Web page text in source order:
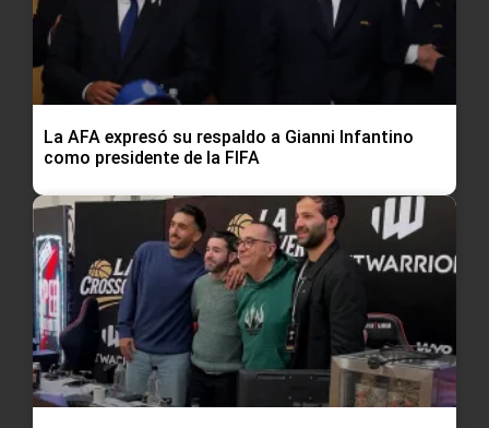
La AFA expresó su respaldo a Gianni Infantino
como presidente de la FIFA